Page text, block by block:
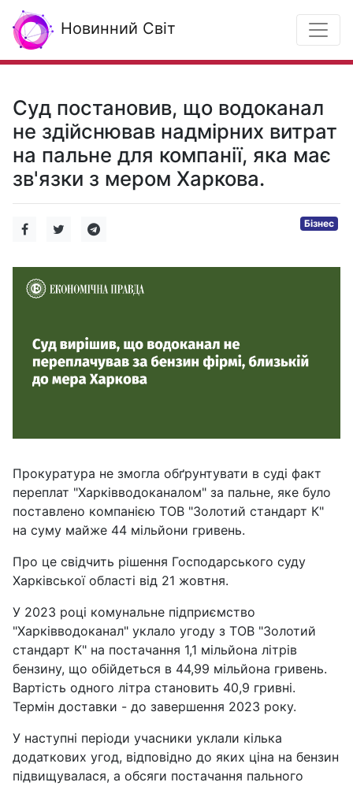
Новинний Світ
Суд постановив, що водоканал
не здійснював надмірних витрат
на пальне для компанії, яка має
зв'язки з мером Харкова.
Бізнес
Прокуратура не змогла обґрунтувати в суді факт
переплат "Харківводоканалом" за пальне, яке було
поставлено компанією ТОВ "Золотий стандарт К"
на суму майже 44 мільйони гривень.
Про це свідчить рішення Господарського суду
Харківської області від 21 жовтня.
У 2023 році комунальне підприємство
"Харківводоканал" уклало угоду з ТОВ "Золотий
стандарт К" на постачання 1,1 мільйона літрів
бензину, що обійдеться в 44,99 мільйона гривень.
Вартість одного літра становить 40,9 гривні.
Термін доставки - до завершення 2023 року.
У наступні періоди учасники уклали кілька
додаткових угод, відповідно до яких ціна на бензин
підвищувалася, а обсяги постачання пального